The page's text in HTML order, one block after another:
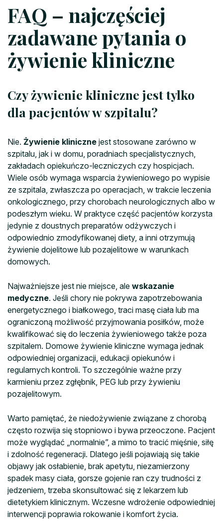
FAQ – najczęściej
zadawane pytania o
żywienie kliniczne
Czy żywienie kliniczne jest tylko
dla pacjentów w szpitalu?
Nie. Żywienie kliniczne jest stosowane zarówno w
szpitalu, jak i w domu, poradniach specjalistycznych,
zakładach opiekuńczo-leczniczych czy hospicjach.
Wiele osób wymaga wsparcia żywieniowego po wypisie
ze szpitala, zwłaszcza po operacjach, w trakcie leczenia
onkologicznego, przy chorobach neurologicznych albo w
podeszłym wieku. W praktyce część pacjentów korzysta
jedynie z doustnych preparatów odżywczych i
odpowiednio zmodyfikowanej diety, a inni otrzymują
żywienie dojelitowe lub pozajelitowe w warunkach
domowych.
Najważniejsze jest nie miejsce, ale wskazanie
medyczne. Jeśli chory nie pokrywa zapotrzebowania
energetycznego i białkowego, traci masę ciała lub ma
ograniczoną możliwość przyjmowania posiłków, może
kwalifikować się do leczenia żywieniowego także poza
szpitalem. Domowe żywienie kliniczne wymaga jednak
odpowiedniej organizacji, edukacji opiekunów i
regularnych kontroli. To szczególnie ważne przy
karmieniu przez zgłębnik, PEG lub przy żywieniu
pozajelitowym.
Warto pamiętać, że niedożywienie związane z chorobą
często rozwija się stopniowo i bywa przeoczone. Pacjent
może wyglądać „normalnie”, a mimo to tracić mięśnie, siłę
i zdolność regeneracji. Dlatego jeśli pojawiają się takie
objawy jak osłabienie, brak apetytu, niezamierzony
spadek masy ciała, gorsze gojenie ran czy trudności z
jedzeniem, trzeba skonsultować się z lekarzem lub
dietetykiem klinicznym. Wczesne wdrożenie odpowiedniej
interwencji poprawia rokowanie i komfort życia.